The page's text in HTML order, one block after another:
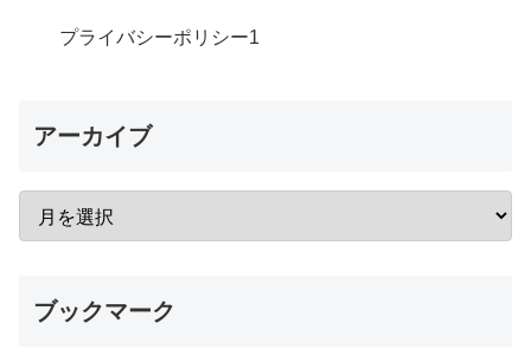
プライバシーポリシー1
アーカイブ
ブックマーク